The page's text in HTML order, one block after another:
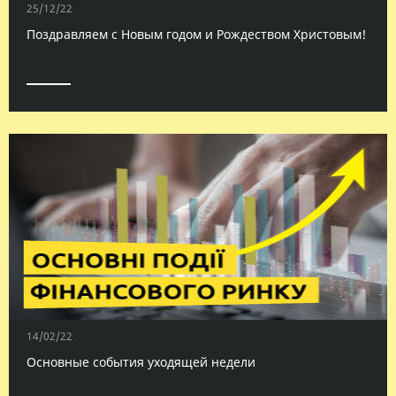
25/12/22
Поздравляем с Новым годом и Рождеством Христовым!
14/02/22
Основные события уходящей недели